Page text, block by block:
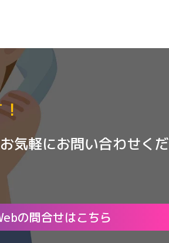
気軽にお問い合わせくだ
の問合せはこちら